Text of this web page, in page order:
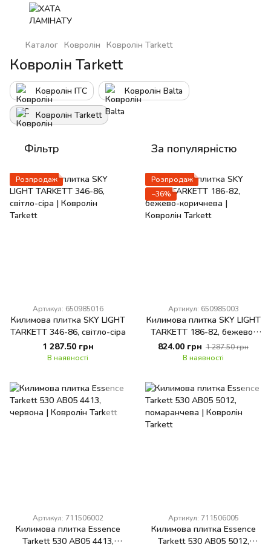
Каталог Ковролін Ковролін Tarkett
Ковролін Tarkett
Ковролін ITC Ковролін Balta
Ковролін Tarkett
Фільтр За популярністю
Розпродаж
Артикул: 650985016
Килимова плитка SKY LIGHT
TARKETT 346-86, світло-сіра
1 287.50 грн
В наявності
Розпродаж
−36%
Артикул: 650985003
Килимова плитка SKY LIGHT
TARKETT 186-82, бежево-
коричнева
824.00 грн 1 287.50 грн
В наявності
Артикул: 711506002
Килимова плитка Essence
Tarkett 530 AB05 4413,
Артикул: 711506005
Килимова плитка Essence
Tarkett 530 AB05 5012,